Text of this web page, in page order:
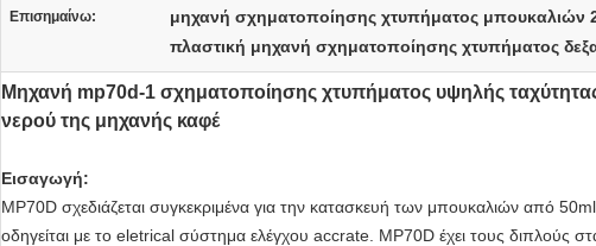
Επισημαίνω: μηχανή σχηματοποίησης χτυπήματος μπουκαλιών
πλαστική μηχανή σχηματοποίησης χτυπήματος
Μηχανή mp70d-1 σχηματοποίησης χτυπήματος υψηλής
νερού της μηχανής καφέ
Εισαγωγή:
MP70D σχεδιάζεται συγκεκριμένα για την κατασκευή των μπουκαλιών από
οδηγείται με το eletrical σύστημα ελέγχου accrate. MP70D έχει τους διπλούς